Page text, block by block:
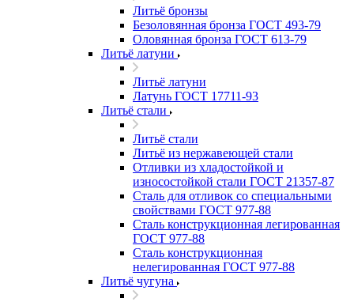
Литьё бронзы
Безоловянная бронза ГОСТ 493-79
Оловянная бронза ГОСТ 613-79
Литьё латуни
Литьё латуни
Латунь ГОСТ 17711-93
Литьё стали
Литьё стали
Литьё из нержавеющей стали
Отливки из хладостойкой и
износостойкой стали ГОСТ 21357-87
Сталь для отливок со специальными
свойствами ГОСТ 977-88
Сталь конструкционная легированная
ГОСТ 977-88
Сталь конструкционная
нелегированная ГОСТ 977-88
Литьё чугуна